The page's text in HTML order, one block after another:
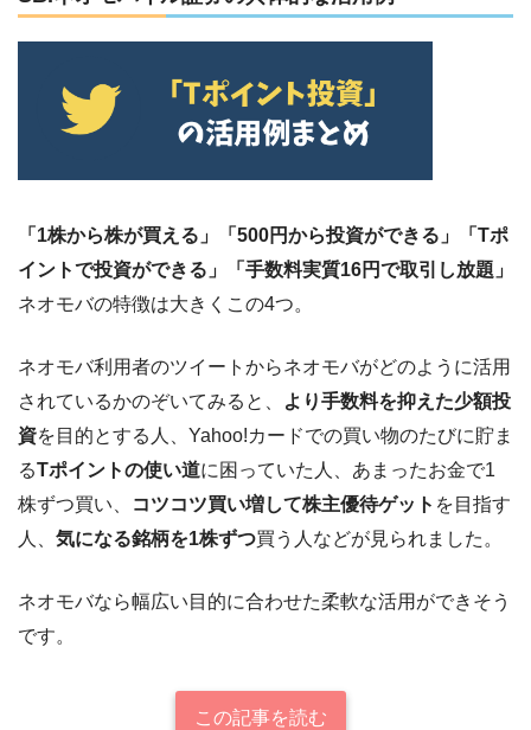
「1株から株が買える」「500円から投資ができる」「Tポ
イントで投資ができる」「手数料実質16円で取引し放題」
ネオモバの特徴は大きくこの4つ。
ネオモバ利用者のツイートからネオモバがどのように活用
されているかのぞいてみると、
より手数料を抑えた少額投
資を目的とする人、Yahoo!カードでの買い物のたびに貯ま
るTポイントの使い道に困っていた人、あまったお金で1
株ずつ買い、
コツコツ買い増して株主優待ゲット を目指す
人、 気になる銘柄を1株ずつ買う人などが見られました。
ネオモバなら幅広い目的に合わせた柔軟な活用ができそう
です。
この記事を読む